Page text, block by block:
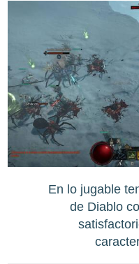
En lo jugable
de Diablo